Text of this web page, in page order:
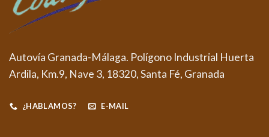
Autovía Granada-Málaga. Polígono Industrial Huerta
Ardila, Km.9, Nave 3, 18320, Santa Fé, Granada
¿HABLAMOS? E-MAIL